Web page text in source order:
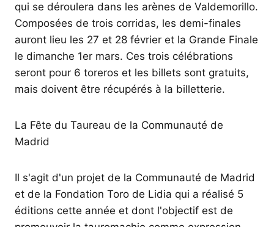
qui se déroulera dans les arènes de Valdemorillo.
Composées de trois corridas, les demi-finales
auront lieu les 27 et 28 février et la Grande Finale
le dimanche 1er mars. Ces trois célébrations
seront pour 6 toreros et les billets sont gratuits,
mais doivent être récupérés à la billetterie.
La Fête du Taureau de la Communauté de
Madrid
Il s'agit d'un projet de la Communauté de Madrid
et de la Fondation Toro de Lidia qui a réalisé 5
éditions cette année et dont l'objectif est de